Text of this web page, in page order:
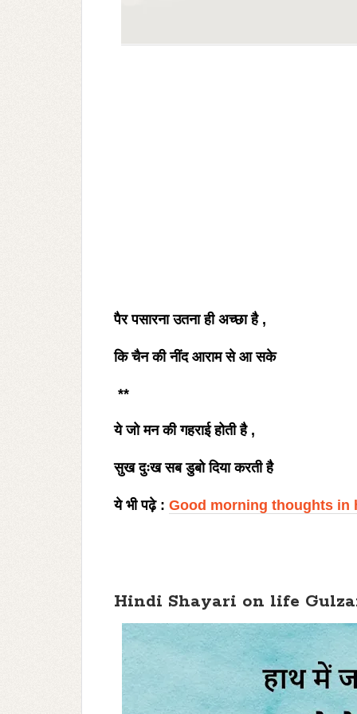
पैर पसारना उतना ही अच्छा है ,
कि चैन की नींद आराम से आ सके
**
ये जो मन की गहराई होती है ,
सुख दुःख सब डुबो दिया करती है
ये भी पढ़े : Good morning thoughts in
Hindi Shayari on life